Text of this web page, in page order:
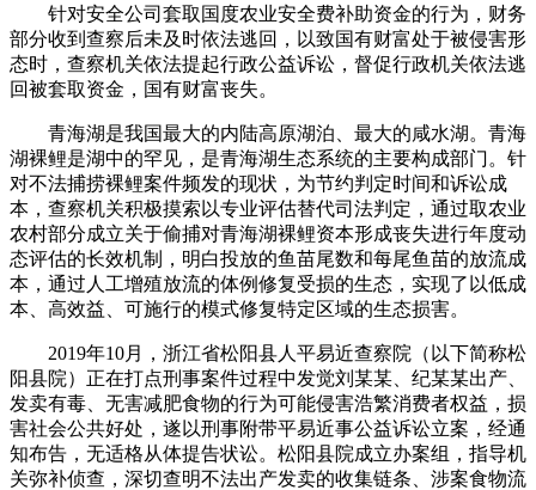
针对安全公司套取国度农业安全费补助资金的行为，财务
部分收到查察后未及时依法逃回，以致国有财富处于被侵害形
态时，查察机关依法提起行政公益诉讼，督促行政机关依法逃
回被套取资金，国有财富丧失。
青海湖是我国最大的内陆高原湖泊、最大的咸水湖。青海
湖裸鲤是湖中的罕见，是青海湖生态系统的主要构成部门。针
对不法捕捞裸鲤案件频发的现状，为节约判定时间和诉讼成
本，查察机关积极摸索以专业评估替代司法判定，通过取农业
农村部分成立关于偷捕对青海湖裸鲤资本形成丧失进行年度动
态评估的长效机制，明白投放的鱼苗尾数和每尾鱼苗的放流成
本，通过人工增殖放流的体例修复受损的生态，实现了以低成
本、高效益、可施行的模式修复特定区域的生态损害。
2019年10月，浙江省松阳县人平易近查察院（以下简称松
阳县院）正在打点刑事案件过程中发觉刘某某、纪某某出产、
发卖有毒、无害减肥食物的行为可能侵害浩繁消费者权益，损
害社会公共好处，遂以刑事附带平易近事公益诉讼立案，经通
知布告，无适格从体提告状讼。松阳县院成立办案组，指导机
关弥补侦查，深切查明不法出产发卖的收集链条、涉案食物流